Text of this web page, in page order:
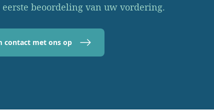
beoordeling van uw vordering.
contact met ons op